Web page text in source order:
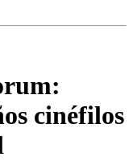
cinéfilos